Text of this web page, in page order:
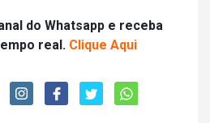
do Whatsapp e receba
real. Clique Aqui